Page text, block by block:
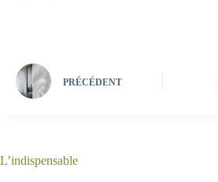
PRÉCÉDENT
L’indispensable